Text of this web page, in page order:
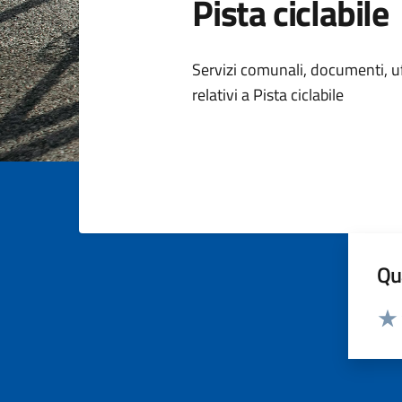
Pista ciclabile
Dettagli
Servizi comunali, documenti,
relativi a Pista ciclabile